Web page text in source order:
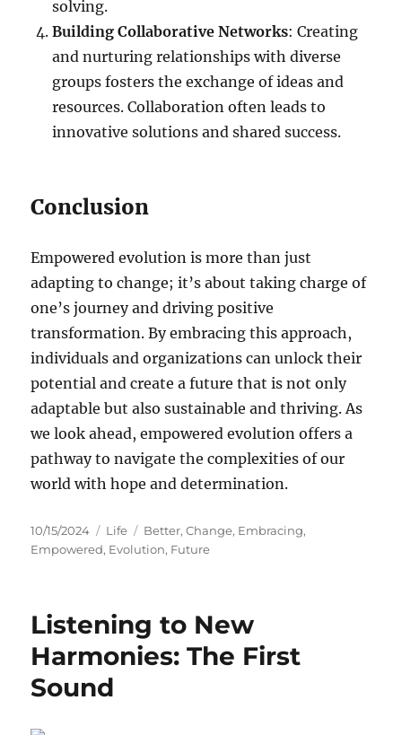
solving.
Building Collaborative Networks: Creating
and nurturing relationships with diverse
groups fosters the exchange of ideas and
resources. Collaboration often leads to
innovative solutions and shared success.
Conclusion
Empowered evolution is more than just
adapting to change; it’s about taking charge of
one’s journey and driving positive
transformation. By embracing this approach,
individuals and organizations can unlock their
potential and create a future that is not only
adaptable but also sustainable and thriving. As
we look ahead, empowered evolution offers a
pathway to navigate the complexities of our
world with hope and determination.
Posted
on
10/15/2024 Categories
Life Tags
Better,Change, Embracing,
Empowered, Evolution, Future
Listening to New
Harmonies: The First
Sound